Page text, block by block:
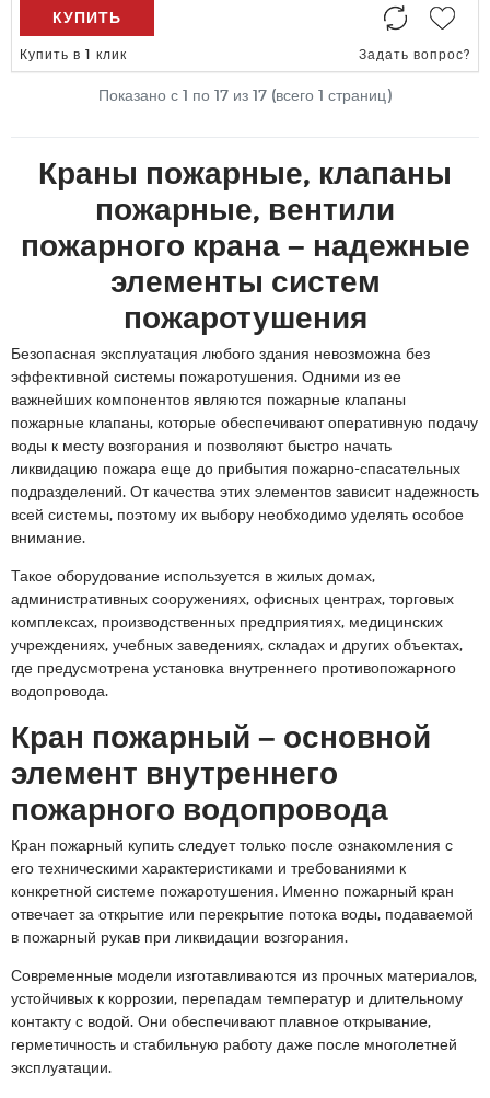
КУПИТЬ
Купить в 1 клик Задать вопрос?
Показано с 1 по 17 из 17 (всего 1 страниц)
Краны пожарные, клапаны
пожарные, вентили
пожарного крана – надежные
элементы систем
пожаротушения
Безопасная эксплуатация любого здания невозможна без
эффективной системы пожаротушения. Одними из ее
важнейших компонентов являются пожарные клапаны
пожарные клапаны, которые обеспечивают оперативную подачу
воды к месту возгорания и позволяют быстро начать
ликвидацию пожара еще до прибытия пожарно-спасательных
подразделений. От качества этих элементов зависит надежность
всей системы, поэтому их выбору необходимо уделять особое
внимание.
Такое оборудование используется в жилых домах,
административных сооружениях, офисных центрах, торговых
комплексах, производственных предприятиях, медицинских
учреждениях, учебных заведениях, складах и других объектах,
где предусмотрена установка внутреннего противопожарного
водопровода.
Кран пожарный – основной
элемент внутреннего
пожарного водопровода
Кран пожарный купить следует только после ознакомления с
его техническими характеристиками и требованиями к
конкретной системе пожаротушения. Именно пожарный кран
отвечает за открытие или перекрытие потока воды, подаваемой
в пожарный рукав при ликвидации возгорания.
Современные модели изготавливаются из прочных материалов,
устойчивых к коррозии, перепадам температур и длительному
контакту с водой. Они обеспечивают плавное открывание,
герметичность и стабильную работу даже после многолетней
эксплуатации.